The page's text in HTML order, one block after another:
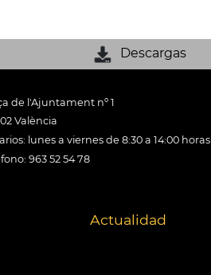
Descargas
de l'Ajuntament nº 1
València
lunes a viernes de 8:30 a 14:00 horas
963 52 54 78
Actualidad